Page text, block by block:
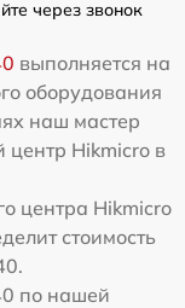
через звонок
выполняется на
оборудования
наш мастер
центр Hikmicro в
центра Hikmicro
стоимость
по нашей